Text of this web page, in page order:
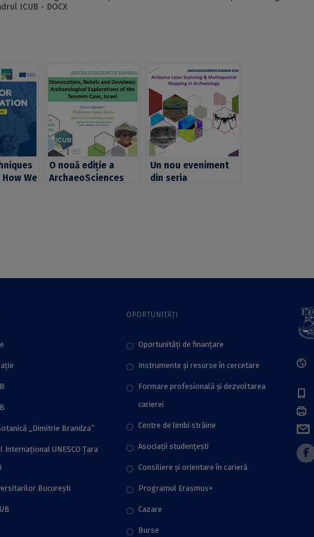
ICUB - DOCX
We
O nouă ediție a
ArchaeoSciences
Explorations of the
Un nou eveniment
din seria
Archaeology”
„Dimitrie Brandza”
Internațional UNESCO Țara
București
OPORTUNITĂȚI
Oportunități de finanțare
Instrumente și resurse în cercetare
Formare profesională și dezvoltarea
carierei
Centre de limbi străine
Asociații studențești
Consiliere şi orientare în carieră
Programul Erasmus+
Cazare
Burse